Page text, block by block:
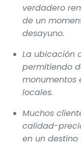
verdadero
de un
desayuno.
La ubicación
permitiendo
monumentos
locales.
Muchos
calidad-
en un